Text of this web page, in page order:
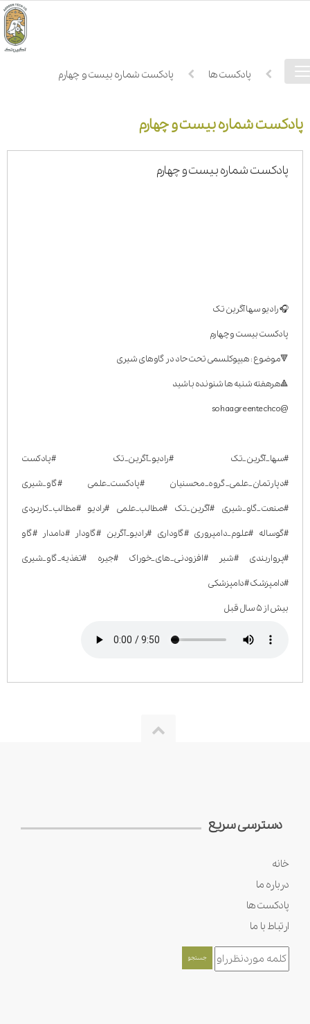
فهرست
دسترسیخانه پادکست ها پادکست شماره بیست و چهارم
پادکست شماره بیست و چهارم
پادکست شماره بیست و چهارم
🎧 رادیو سها آگرین تک
پادکست بیست و چهارم
🔻موضوع : هیپوکلسمی تحت حاد در گاوهای شیری
🔺هرهفته شنبه ها شنونده باشید
@sohaagreentechco
#سها_آگرین_تک #رادیو_آگرین_تک #پادکست
#دپارتمان_علمی_گروه_محسنیان #پادکست_علمی #گاو_شیری
#صنعت_گاو_شیری #آگرین_تک #مطالب_علمی #رادیو #مطالب_کاربردی
#گوساله #علوم_دامپروری #گاوداری #رادیو_آگرین #گاودار #دامدار #گاو
#پرواربندی #شیر #افزودنی_های_خوراک #جیره #تغذیه_گاو_شیری
#دامپزشک #دامپزشکی
بیش از ۵ سال قبل
دسترسی سریع
خانه
درباره ما
پادکست ها
ارتباط با ما